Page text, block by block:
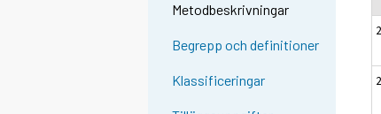
Metodbeskrivningar
Begrepp och definitioner
Klassificeringar